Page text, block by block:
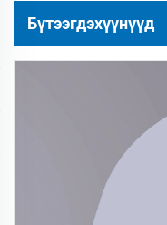
Бүтээгдэхүүнүүд